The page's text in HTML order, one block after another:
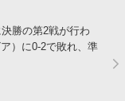
勝の第2戦が行わ
）に0-2で敗れ、準